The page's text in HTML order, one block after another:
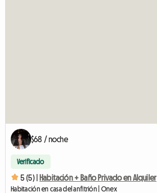
$68 / noche
Verificado
5 (5) | Habitación + Baño Privado en Alquiler
Habitación en casa del anfitrión | Onex